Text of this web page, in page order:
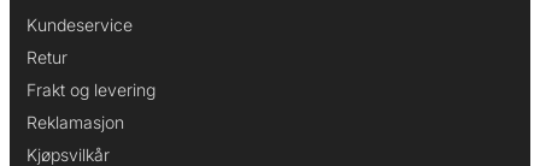
Kundeservice
Retur
Frakt og levering
Reklamasjon
Kjøpsvilkår